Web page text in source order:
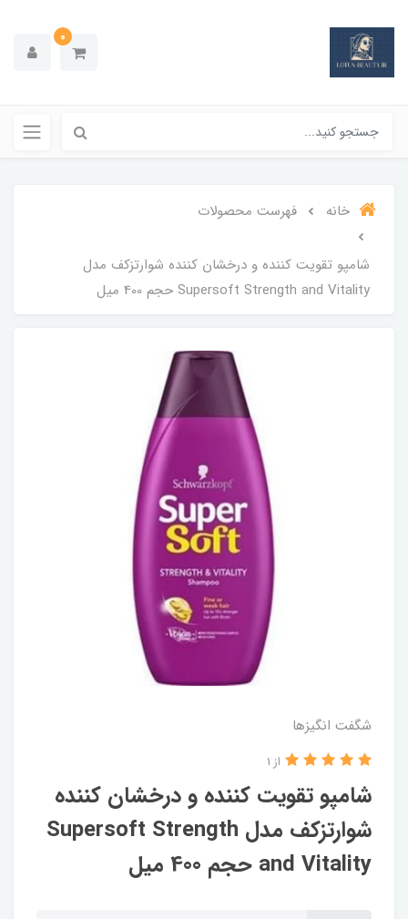
0
خانه فهرست محصولات
شامپو تقویت کننده و درخشان کننده شوارتزکف مدل
Supersoft Strength and Vitality حجم 400 میل
شگفت انگيزها
شامپو تقویت کننده و درخشان کننده
شوارتزکف مدل Supersoft Strength
and Vitality حجم 400 میل
از 1